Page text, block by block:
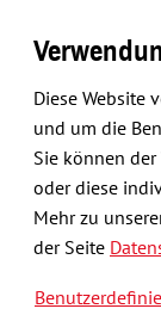
Diese Website
und um die
Sie können
oder diese
Mehr zu
der Seite